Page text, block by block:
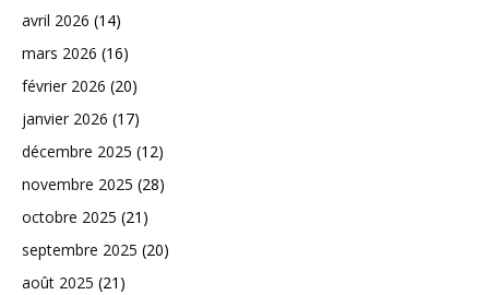
avril 2026 (14)
mars 2026 (16)
février 2026 (20)
janvier 2026 (17)
décembre 2025 (12)
novembre 2025 (28)
octobre 2025 (21)
septembre 2025 (20)
août 2025 (21)